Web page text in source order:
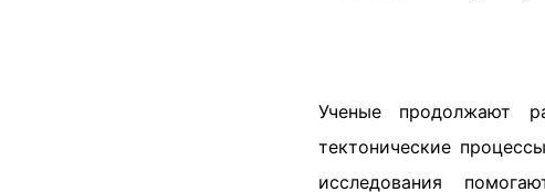
Ученые продолжают
тектонические
исследования